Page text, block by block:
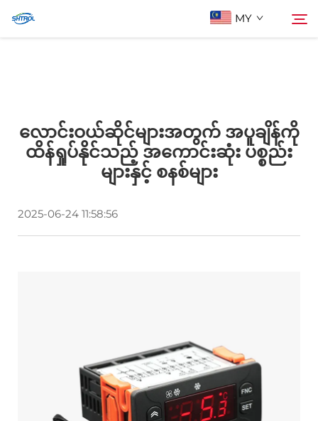
MY
ပစ္စည်းများ
အီးမေးလ်ဖြင့် ဆက်သွယ်ပါ
လောင်းဝယ်ဆိုင်များအတွက် အပူချိန်ကို
ထိန်ရှုပ်နိုင်သည့် အကောင်းဆုံး ပစ္စည်း
များနှင့် စနစ်များ
2025-06-24 11:58:56